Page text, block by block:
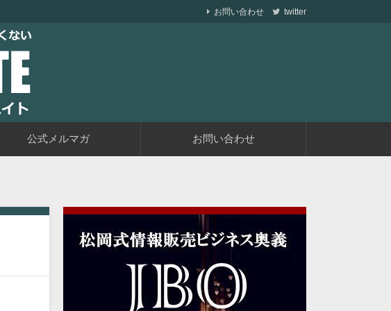
twitter
お問い合わせ
トは遅くない
に備えて今から副業で稼ぐ仕組みを作りながら、収益が発生す
公式メルマガ お問い合わせ